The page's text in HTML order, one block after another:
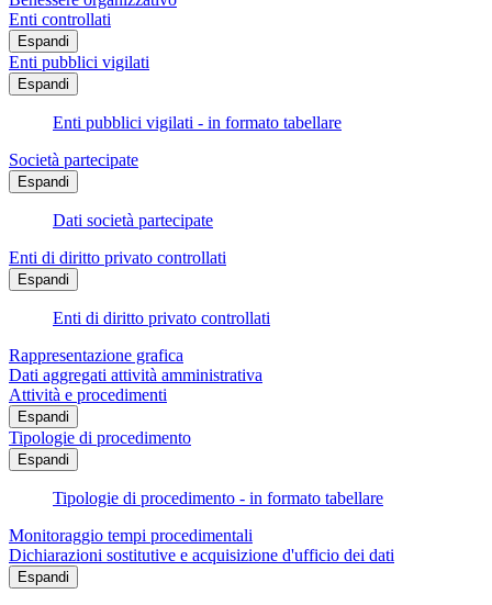
Enti controllati
Espandi
Enti pubblici vigilati
Espandi
Enti pubblici vigilati - in formato tabellare
Società partecipate
Espandi
Dati società partecipate
Enti di diritto privato controllati
Espandi
Enti di diritto privato controllati
Rappresentazione grafica
Dati aggregati attività amministrativa
Attività e procedimenti
Espandi
Tipologie di procedimento
Espandi
Tipologie di procedimento - in formato tabellare
Monitoraggio tempi procedimentali
Dichiarazioni sostitutive e acquisizione d'ufficio dei dati
Espandi